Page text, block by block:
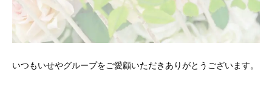
いつもいせやグループをご愛顧いただきありがとうございます。